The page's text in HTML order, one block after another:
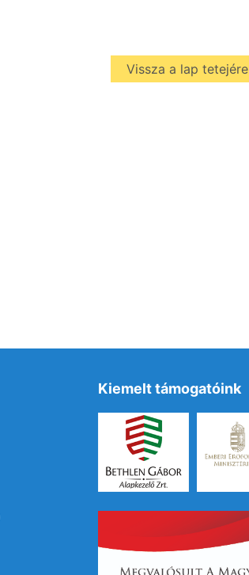
Vissza a lap tetejére
Kiemelt támogatóink